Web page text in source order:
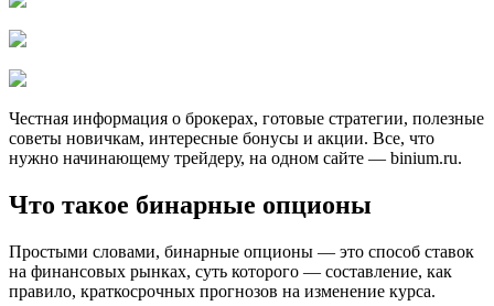
Честная информация о брокерах, готовые стратегии, полезные
советы новичкам, интересные бонусы и акции. Все, что
нужно начинающему трейдеру, на одном сайте — binium.ru.
Что такое бинарные опционы
Простыми словами, бинарные опционы — это способ ставок
на финансовых рынках, суть которого — составление, как
правило, краткосрочных прогнозов на изменение курса.